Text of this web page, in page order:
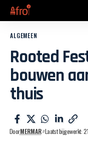
ALGEMEEN
Rooted
bouwen
thuis
DoorMERMAR Laatst bijgewerkt: